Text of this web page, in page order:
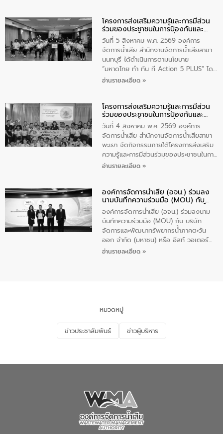
วัดสิงห์ จังหวัดชัยนาท โดยมีนายแสงชัย
สุขชื่น นายกเทศมนตรีตำบลวัดสิงห์ คณะผู้
บริหารเทศบาลตำบลวัดสิงห์ ผู้นำชุมชน และ
ประชาชนในพื้นที่เทศบาลตำบลวัดสิงก์ที่มี
ส่วนได้ส่วนเสียในโครงก่อสร้างศูนย์บริหาร
จัดการคุณภาพน้ำเทศบาลตำบลวัดสิงห์
จังหวัดชัยนาท ให้การต้อนรับ
โครงการส่งเสริมความรู้และการมีส่วน
ร่วมของประชาชนในการป้องกันและ
แก้ไขปัญหาน้ำเสียอย่างยั่งยืน
วันที่ 5 สิงหาคม พ.ศ. 2569 องค์การ
จัดการน้ำเสีย สำนักงานจัดการน้ำเสียสาขา
นนทบุรี ได้ดำเนินการตามนโยบาย
“มหาดไทย ทำ ทัน ที Action 5 PLUS” โดย
จัดโครงการส่งเสริมความรู้และการมีส่วน
“ชุมชนร่วมใจ น้ำใสยั่งยืน” ได้บรรยายให้
ความรู้เกี่ยวกับการจัดการน้ำเสียและการใช้
ถังดักไขมันให้แก่นักเรียนโรงเรียนวัดบ่อ
(นันทวิทยา) เทศบาลนครปากเกร็ด อำเภอ
ปากเกร็ด จังหวัดนนทบุรี จำนวน 30 คน
อ่านรายละเอียด »
โครงการส่งเสริมความรู้และการมีส่วน
ร่วมของประชาชนในการป้องกันและ
แก้ไขปัญหาน้ำเสียอย่างยั่งยืน
วันที่ 4 สิงหาคม พ.ศ. 2569 องค์การ
จัดการน้ำเสีย สำนักงานจัดการน้ำเสียสาขา
พะเยา จัดกิจกรรมภายใต้โครงการส่งเสริม
ความรู้และการมีส่วนร่วมของประชาชนในการ
ป้องกันและแก้ไขปัญหาน้ำเสียอย่างยั่งยืน
ชุมชนและการบำบัดน้ำเสียเบื้องต้น ให้กับ
นักเรียนชั้นประถมศึกษาปีที่ 5 โรงเรียน
เทศบาล 1 (พะเยาประชานุกูล) จำนวน 30
คน
อ่านรายละเอียด »
องค์การจัดการน้ำเสีย (อจน.) ร่วมลง
นามบันทึกความร่วมมือ (MOU) กับ
บริษัท จัดการและพัฒนาทรัพยากรน้ำ
ภาคตะวันออก จำกัด (มหาชน) หรือ อีส
ท์ วอเตอร์
องค์การจัดการน้ำเสีย (อจน.) ร่วมลงนาม
บันทึกความร่วมมือ (MOU) กับ บริษัท
จัดการและพัฒนาทรัพยากรน้ำภาคตะวัน
ออก จำกัด (มหาชน) หรือ อีสท์ วอเตอร์
เมื่อวันอังคารที่ 4 สิงหาคม 2569 ณ ห้อง
ด้านน้ำของประเทศ และเตรียมความพร้อม
รองรับการเติบโตของเมือง รวมถึงการ
ลงทุนในอุตสาหกรรมแห่งอนาคต ตลอดจน
มุ่งตอบโจทย์ความท้าทายจากวิกฤตการ
ในครั้งนี้เป็นการดึงจุดแข็งและความ
(อจน.) มาผสานกับประสบการณ์และ
เทคโนโลยีโครงข่ายน้ำครบวงจรในพื้นที่ EEC
ของอีสท์ วอเตอร์ เพื่อร่วมกันศึกษา
เทคโนโลยีการปรับปรุงคุณภาพน้ำ (Water
Reuse) และพัฒนารูปแบบการดำเนินงาน
อ่านรายละเอียด »
หมวดหมู่
ข่าวประชาสัมพันธ์ ข่าวผู้บริหาร